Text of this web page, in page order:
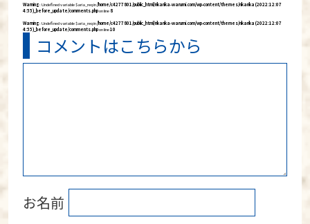
Warning: Undefined variable $aria_req in/home/c4277801/public_html/rikarika-warumi.com/wp-content/themes/rikarika (2022:12:07
4:55)_before_update/comments.phpon line 8
Warning: Undefined variable $aria_req in/home/c4277801/public_html/rikarika-warumi.com/wp-content/themes/rikarika (2022:12:07
4:55)_before_update/comments.phpon line10
コメントはこちらから
お名前